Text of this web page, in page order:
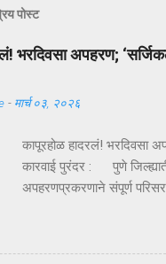
पोस्ट
भरदिवसा अपहरण;
- मार्च ०३, २०२६
कापूरहोळ हादरलं! भरदिवसा
कारवाई पुरंदर : पुणे
अपहरणप्रकरणाने संपूर्ण
आलं. पण काही तासांतच
सुखरूप सुटका झाली. क्षणात